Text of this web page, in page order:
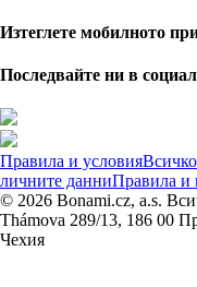
Изтеглете мобилното
Последвайте ни в
Правила и условия
личните данниПравила и
© 2026 Bonami.cz, a.s.
Thámova 289/13, 186 00
Чехия